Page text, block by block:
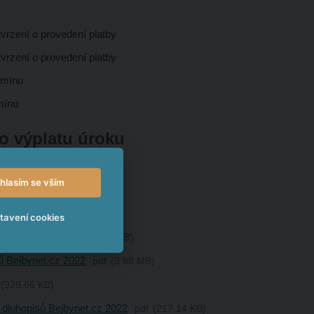
o provedení platby
o provedení platby
výplatu úroku
lhůty
Bejbynet.cz 2022
Bejbynet.cz 2022
se vším
cookies